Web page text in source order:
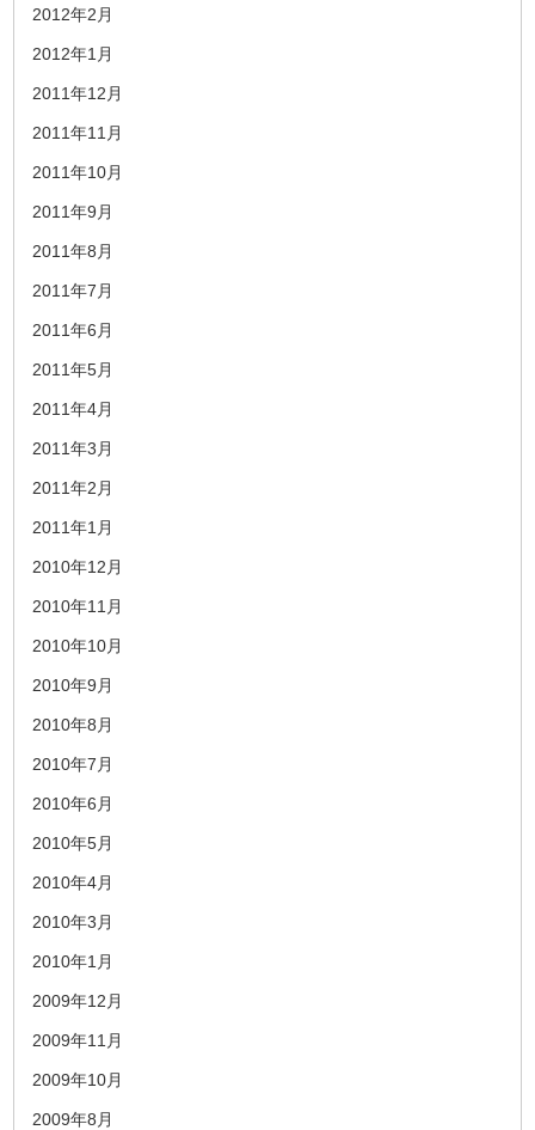
2012年2月
2012年1月
2011年12月
2011年11月
2011年10月
2011年9月
2011年8月
2011年7月
2011年6月
2011年5月
2011年4月
2011年3月
2011年2月
2011年1月
2010年12月
2010年11月
2010年10月
2010年9月
2010年8月
2010年7月
2010年6月
2010年5月
2010年4月
2010年3月
2010年1月
2009年12月
2009年11月
2009年10月
2009年8月